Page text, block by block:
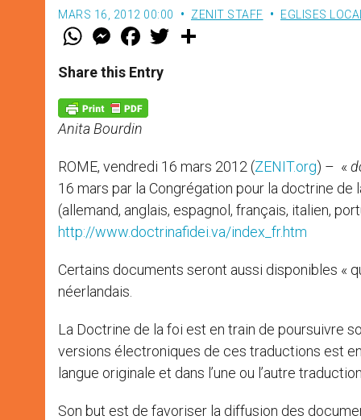
MARS 16, 2012 00:00 ZENIT STAFF EGLISES
W
t
s
p
p
M
e
s
e
g
e
r
F
a
e
b
k
w
Share this Entry
Anita Bourdin
ROME, vendredi 16 mars 2012 (ZENIT.org) – «
16 mars par la Congrégation pour la doctrine de
(allemand, anglais, espagnol, français, italien,
http://www.doctrinafidei.va/index_fr.htm
Certains documents seront aussi disponibles «
néerlandais.
La Doctrine de la foi est en train de poursuivre
versions électroniques de ces traductions est
langue originale et dans l’une ou l’autre traduction
Son but est de favoriser la diffusion des